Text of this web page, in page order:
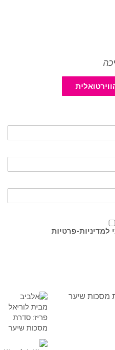
למדיניות-פרטיות
מסכות שיער